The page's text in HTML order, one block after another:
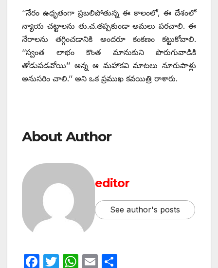
‘‘నేరం ఉధృతంగా ప్రబలిపోతున్న ఈ కాలంలో, ఈ దేశంలో
న్యాయ చట్టాలను తు.చ.తప్పకుండా అమలు పరచాలి. ఈ
నేరాలను తగ్గించడానికి అందరూ కంకణం కట్టుకోవాలి.
‘‘స్వంత లాభం కొంత మానుకుని పొరుగువాడికి
తోడుపడవోయి’’ అన్న ఆ మహాకవి మాటలు నూరుపాళ్లు
అనుసరిం చాలి.’’ అని ఒక ప్రముఖ కవయిత్రి రాశారు.
About Author
editor
See author's posts
F
T
W E